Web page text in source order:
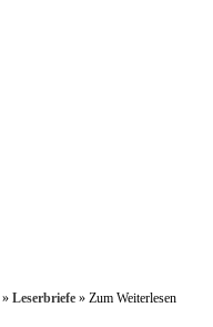
» Leserbriefe » Zum Weiterlesen